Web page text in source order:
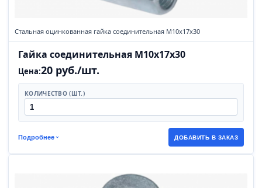
Стальная оцинкованная гайка соединительная М10х17х30
Гайка соединительная М10х17х30
Цена:20 руб./шт.
КОЛИЧЕСТВО (ШТ.)
Подробнее ДОБАВИТЬ В ЗАКАЗ